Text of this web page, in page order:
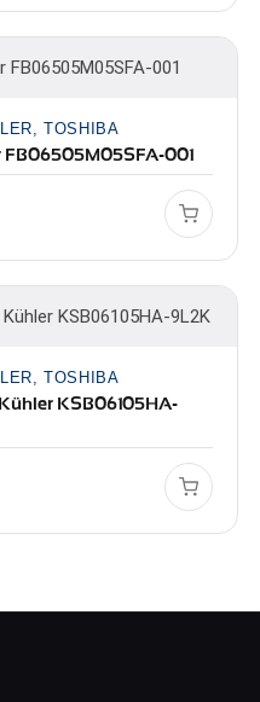
TOSHIBA
FB06505M05SFA-001
TOSHIBA
KSB06105HA-